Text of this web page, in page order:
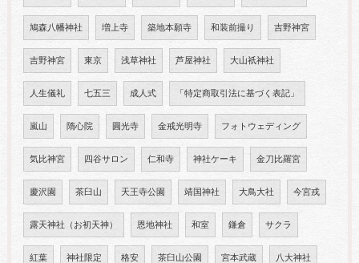
鳩森八幡神社 増上寺 築地本願寺 和装前撮り 吉野神宮
吉野神宮 東京 浅草神社 芦屋神社 大山祇神社
人生儀礼 七五三 成人式 「特定商取引法に基づく表記」
嵐山 隋心院 圓光寺 金戒光明寺 フォトウェディング
気比神宮 四谷サロン 仁和寺 神社ケーキ 金刀比羅宮
慶沢園 茶臼山 天王寺公園 靖国神社 大鳥大社 今宮戎
露天神社（お初天神） 恩地神社 和室 鎌倉 サクラ
紅葉 神社限定 格安 茶臼山公園 宮本武蔵 八大神社